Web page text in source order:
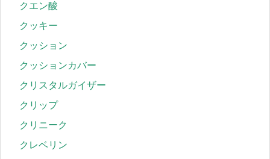
クエン酸
クッキー
クッション
クッションカバー
クリスタルガイザー
クリップ
クリニーク
クレベリン